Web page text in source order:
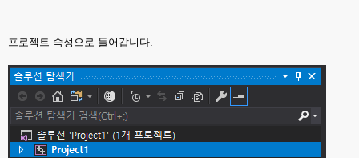
프로젝트 속성으로 들어갑니다.